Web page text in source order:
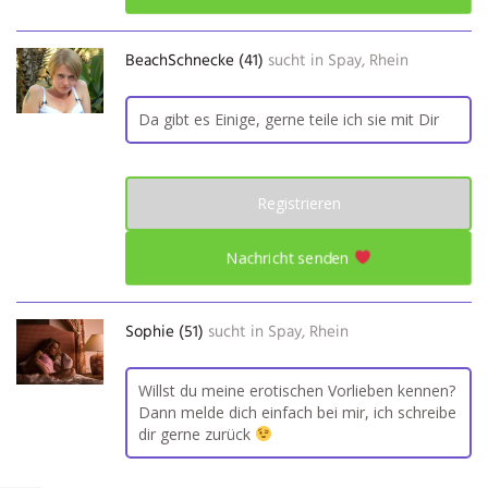
BeachSchnecke (41) sucht in Spay, Rhein
Da gibt es Einige, gerne teile ich sie mit Dir
Registrieren
Nachricht senden
Sophie (51) sucht in Spay, Rhein
Willst du meine erotischen Vorlieben kennen?
Dann melde dich einfach bei mir, ich schreibe
dir gerne zurück